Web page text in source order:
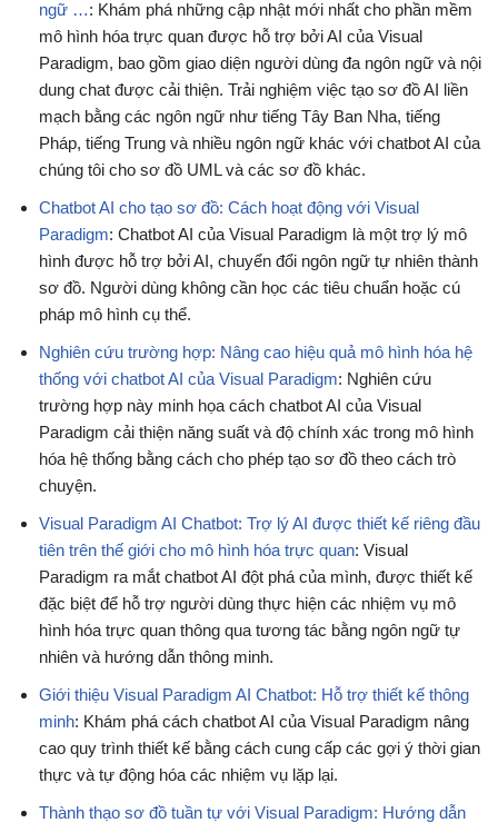
ngữ …: Khám phá những cập nhật mới nhất cho phần mềm
mô hình hóa trực quan được hỗ trợ bởi AI của Visual
Paradigm, bao gồm giao diện người dùng đa ngôn ngữ và nội
dung chat được cải thiện. Trải nghiệm việc tạo sơ đồ AI liền
mạch bằng các ngôn ngữ như tiếng Tây Ban Nha, tiếng
Pháp, tiếng Trung và nhiều ngôn ngữ khác với chatbot AI của
chúng tôi cho sơ đồ UML và các sơ đồ khác.
Chatbot AI cho tạo sơ đồ: Cách hoạt động với Visual
Paradigm: Chatbot AI của Visual Paradigm là một trợ lý mô
hình được hỗ trợ bởi AI, chuyển đổi ngôn ngữ tự nhiên thành
sơ đồ. Người dùng không cần học các tiêu chuẩn hoặc cú
pháp mô hình cụ thể.
Nghiên cứu trường hợp: Nâng cao hiệu quả mô hình hóa hệ
thống với chatbot AI của Visual Paradigm: Nghiên cứu
trường hợp này minh họa cách chatbot AI của Visual
Paradigm cải thiện năng suất và độ chính xác trong mô hình
hóa hệ thống bằng cách cho phép tạo sơ đồ theo cách trò
chuyện.
Visual Paradigm AI Chatbot: Trợ lý AI được thiết kế riêng đầu
tiên trên thế giới cho mô hình hóa trực quan: Visual
Paradigm ra mắt chatbot AI đột phá của mình, được thiết kế
đặc biệt để hỗ trợ người dùng thực hiện các nhiệm vụ mô
hình hóa trực quan thông qua tương tác bằng ngôn ngữ tự
nhiên và hướng dẫn thông minh.
Giới thiệu Visual Paradigm AI Chatbot: Hỗ trợ thiết kế thông
minh: Khám phá cách chatbot AI của Visual Paradigm nâng
cao quy trình thiết kế bằng cách cung cấp các gợi ý thời gian
thực và tự động hóa các nhiệm vụ lặp lại.
Thành thạo sơ đồ tuần tự với Visual Paradigm: Hướng dẫn